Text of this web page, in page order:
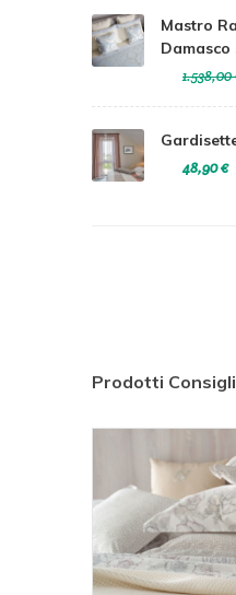
Mastro
Damasco
1.538,00
48,90 €
Prodotti